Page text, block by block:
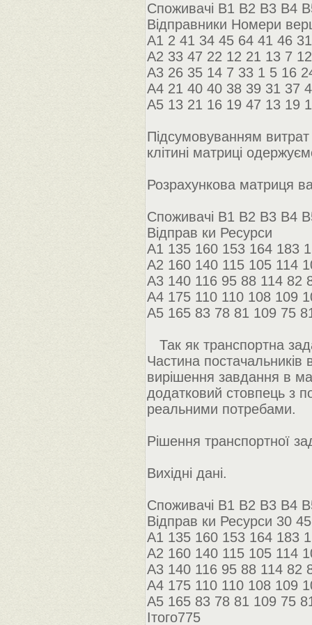
Споживачі B1 B2 B3 B4
Відправники Номери
A1 2 41 34 45 64 41 46
A2 33 47 22 12 21 13 7
A3 26 35 14 7 33 1 5 16
A4 21 40 40 38 39 31 37
A5 13 21 16 19 47 13 19
Підсумовуванням
клітині матриці
Розрахункова матриця
Споживачі B1 B2 B3 B4
Відправ ки Ресурси
A1 135 160 153 164 183
A2 160 140 115 105 114
A3 140 116 95 88 114 82
A4 175 110 110 108 109
A5 165 83 78 81 109 75
Так як транспортна
Частина
вирішення завдання в
додатковий стовпець з
реальними потребами.
Рішення транспортної
Вихідні дані.
Споживачі B1 B2 B3 B4
Відправ ки Ресурси 30
A1 135 160 153 164 183
A2 160 140 115 105 114
A3 140 116 95 88 114 82
A4 175 110 110 108 109
A5 165 83 78 81 109 75
Ітого775